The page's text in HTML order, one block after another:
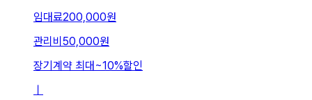
임대료200,000원
관리비 50,000원
장기계약 최대~10%할인
ㅣ